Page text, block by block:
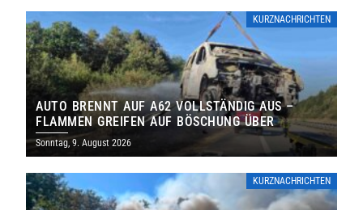
KURZNACHRICHTEN
AUTO BRENNT AUF A62 VOLLSTÄNDIG AUS –
FLAMMEN GREIFEN AUF BÖSCHUNG ÜBER
Sonntag, 9. August 2026
KURZNACHRICHTEN